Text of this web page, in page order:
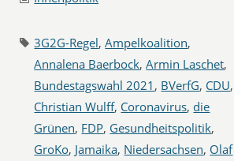
3G2G-Regel,Ampelkoalition,
Annalena Baerbock,Armin Laschet,
Bundestagswahl 2021 , BVerfG, CDU,
Christian Wulff, Coronavirus, die
Grünen, FDP, Gesundheitspolitik,
GroKo, Jamaika, Niedersachsen, Olaf